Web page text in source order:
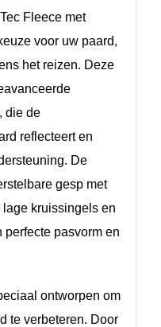
Fleece met
voor uw paard,
het reizen. Deze
die de
reflecteert en
De
gesp met
kruissingels en
perfecte pasvorm en
ontworpen om
te verbeteren. Door